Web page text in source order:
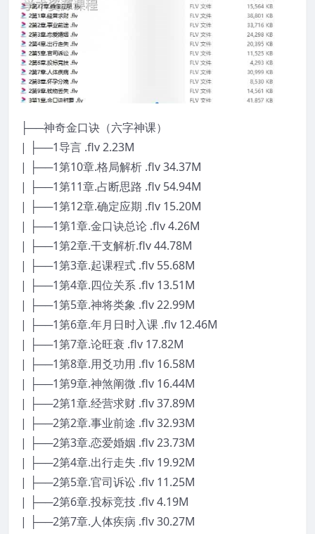
├──神奇金口诀（六字神课）
| ├──1导言 .flv 2.23M
| ├──1第10章.格局解析 .flv 34.37M
| ├──1第11章.占断思路 .flv 54.94M
| ├──1第12章.确定应期 .flv 15.20M
| ├──1第1章.金口诀总论 .flv 4.26M
| ├──1第2章.干支解析.flv 44.78M
| ├──1第3章.起课程式 .flv 55.68M
| ├──1第4章.四位关系 .flv 13.51M
| ├──1第5章.神将类象 .flv 22.99M
| ├──1第6章.年月日时入课 .flv 12.46M
| ├──1第7章.论旺衰 .flv 17.82M
| ├──1第8章.用爻功用 .flv 16.58M
| ├──1第9章.神煞阐微 .flv 16.44M
| ├──2第1章.经营求财 .flv 37.89M
| ├──2第2章.事业前途 .flv 32.93M
| ├──2第3章.恋爱婚姻 .flv 23.73M
| ├──2第4章.出行走失 .flv 19.92M
| ├──2第5章.官司诉讼 .flv 11.25M
| ├──2第6章.投标竞技 .flv 4.19M
| ├──2第7章.人体疾病 .flv 30.27M